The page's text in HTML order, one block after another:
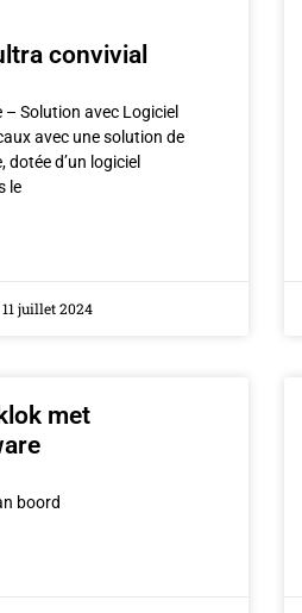
convivial
– Solution avec Logiciel
avec une solution de
d’un logiciel
le
11 juillet 2024
met
boord